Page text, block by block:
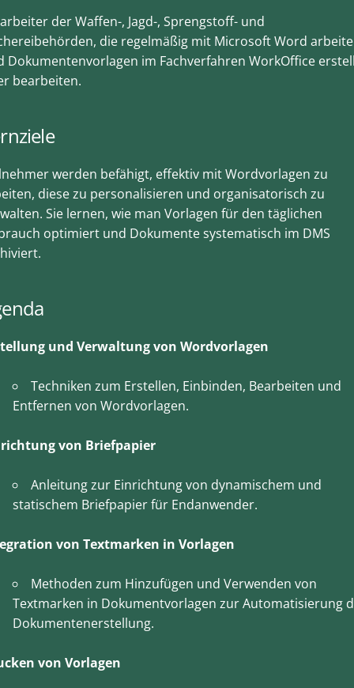
der Waffen-, Jagd-, Sprengstoff- und
die regelmäßig mit Microsoft Word
Dokumentenvorlagen im Fachverfahren WorkOffice
bearbeiten.
werden befähigt, effektiv mit Wordvorlagen zu
diese zu personalisieren und organisatorisch zu
Sie lernen, wie man Vorlagen für den täglichen
optimiert und Dokumente systematisch im DMS
und Verwaltung von Wordvorlagen
Techniken zum Erstellen, Einbinden, Bearbeiten und
Entfernen von Wordvorlagen.
von Briefpapier
Anleitung zur Einrichtung von dynamischem und
statischem Briefpapier für Endanwender.
von Textmarken in Vorlagen
Methoden zum Hinzufügen und Verwenden von
Textmarken in Dokumentvorlagen zur Automatisierung
Dokumentenerstellung.
von Vorlagen